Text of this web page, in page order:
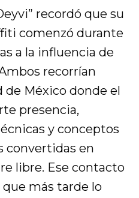
recordó que su
comenzó durante
a la influencia de
recorrían
de México donde el
presencia,
y conceptos
convertidas en
libre. Ese contacto
más tarde lo